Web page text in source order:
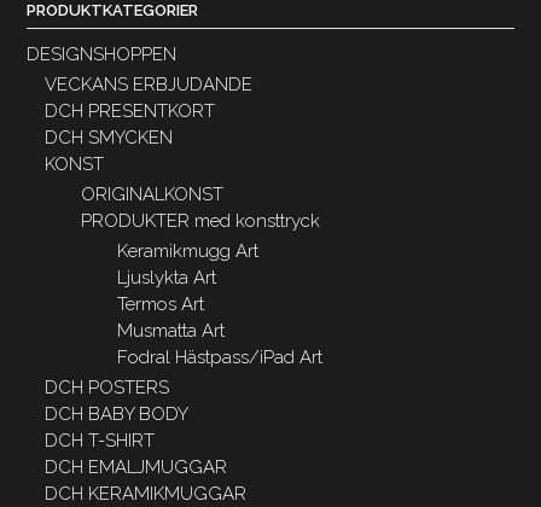
PRODUKTKATEGORIER
DESIGNSHOPPEN
VECKANS ERBJUDANDE
DCH PRESENTKORT
DCH SMYCKEN
KONST
ORIGINALKONST
PRODUKTER med konsttryck
Keramikmugg Art
Ljuslykta Art
Termos Art
Musmatta Art
Fodral Hästpass/iPad Art
DCH POSTERS
DCH BABY BODY
DCH T-SHIRT
DCH EMALJMUGGAR
DCH KERAMIKMUGGAR